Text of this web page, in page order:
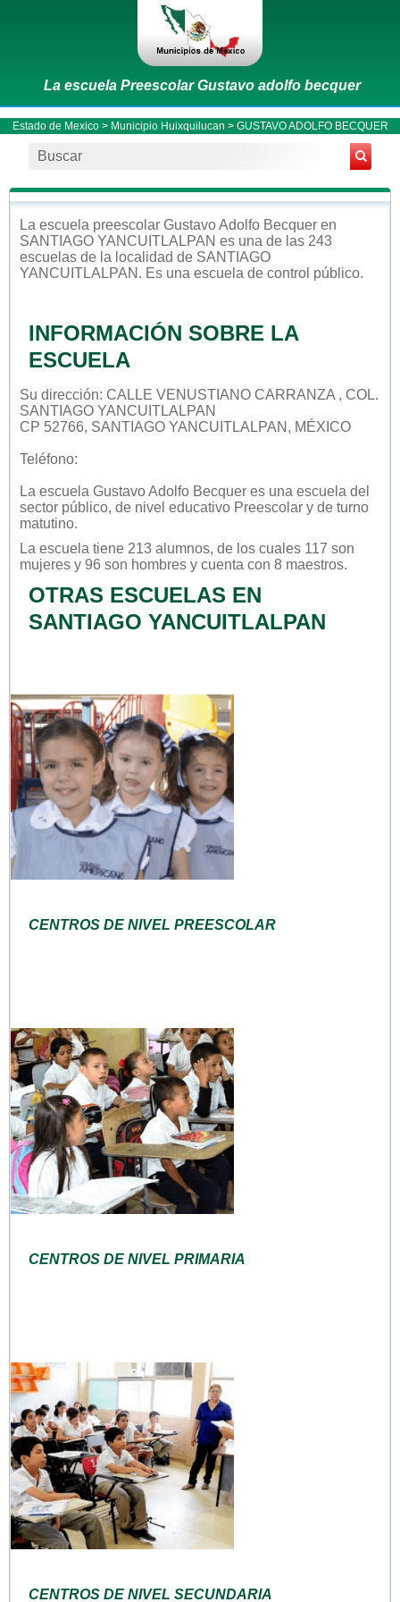
La escuela Preescolar Gustavo adolfo becquer
Estado de Mexico> Municipio Huixquilucan > GUSTAVO ADOLFO BECQUER
La escuela preescolar Gustavo Adolfo Becquer en
SANTIAGO YANCUITLALPAN es una de las 243
escuelas de la localidad de SANTIAGO
YANCUITLALPAN . Es una escuela de control público.
INFORMACIÓN SOBRE LA
ESCUELA
Su dirección: CALLE VENUSTIANO CARRANZA , COL.
SANTIAGO YANCUITLALPAN
CP 52766, SANTIAGO YANCUITLALPAN, MÉXICO
Teléfono:
La escuela Gustavo Adolfo Becquer es una escuela del
sector público, de nivel educativo Preescolar y de turno
matutino.
La escuela tiene 213 alumnos, de los cuales 117 son
mujeres y 96 son hombres y cuenta con 8 maestros.
OTRAS ESCUELAS EN
SANTIAGO YANCUITLALPAN
CENTROS DE NIVEL PREESCOLAR
CENTROS DE NIVEL PRIMARIA
CENTROS DE NIVEL SECUNDARIA